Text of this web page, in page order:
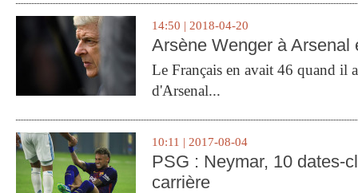
14:50 | 2018-04-20
Arsène Wenger à Arsenal
Le Français en avait 46 quand il
d'Arsenal...
10:11 | 2017-08-04
PSG : Neymar, 10 dates-
carrière